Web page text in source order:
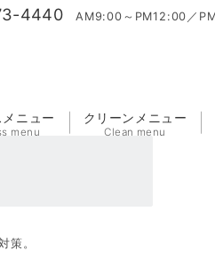
4440 AM9:00～PM12:00／
ニュー
menu
クリーンメニュー
Clean menu
策。